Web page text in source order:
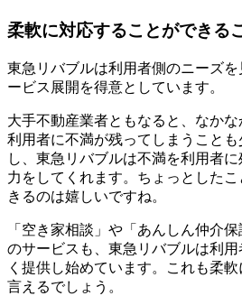
柔軟に対応することができる
東急リバブルは利用者側のニーズ
ービス展開を得意としています。
大手不動産業者ともなると、なかな
利用者に不満が残ってしまうこと
し、東急リバブルは不満を利用者
力をしてくれます。ちょっとした
きるのは嬉しいですね。
「空き家相談」や「あんしん仲介
のサービスも、東急リバブルは利
く提供し始めています。これも柔
言えるでしょう。